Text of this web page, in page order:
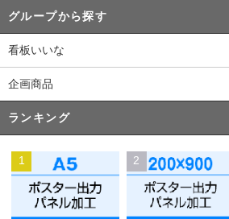
グループから探す
看板いいな
企画商品
ランキング
1 2